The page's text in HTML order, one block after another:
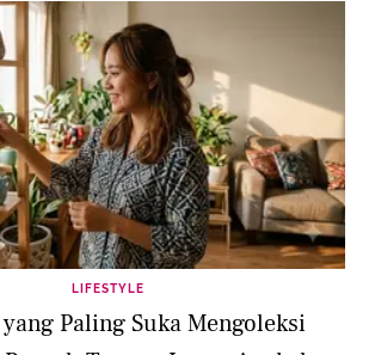
LIFESTYLE
Paling Suka Mengoleksi